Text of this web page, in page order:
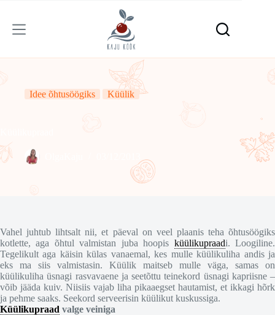
content
Idee õhtusöögiks Küülik
Vahel juhtub lihtsalt nii, et päeval on veel plaanis teha õhtusöögiks
kotlette, aga õhtul valmistan juba hoopis küülikupraadi. Loogiline.
Tegelikult aga käisin külas vanaemal, kes mulle küülikuliha andis ja
eks ma siis valmistasin. Küülik maitseb mulle väga, samas on
küülikuliha üsnagi rasvavaene ja seetõttu teinekord üsnagi kapriisne –
võib jääda kuiv. Niisiis vajab liha pikaaegset hautamist, et ikkagi hõrk
ja pehme saaks. Seekord serveerisin küülikut kuskussiga.
Küülikupraad valge veiniga